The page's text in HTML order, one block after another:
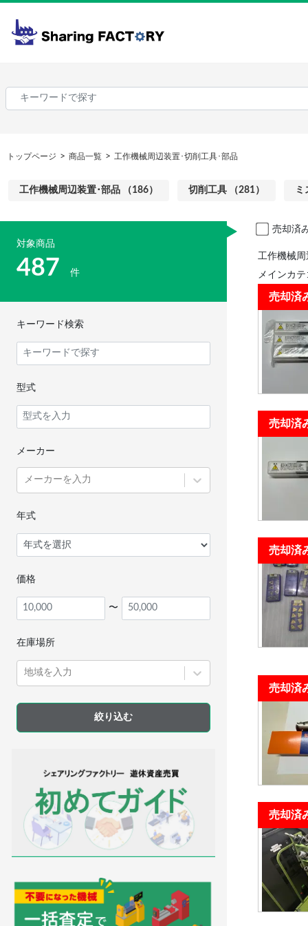
トップページ 商品一覧 工作機械周辺装置･切削工具･部品
工作機械周辺装置･部品 （186） 切削工具 （281） ミ
売却済
工作機械
メインカ
売却済
売却済
売却済
売却済
売却済
対象商品
487 件
キーワード検索
型式
メーカー
メーカーを入力
年式
価格
〜
在庫場所
地域を入力